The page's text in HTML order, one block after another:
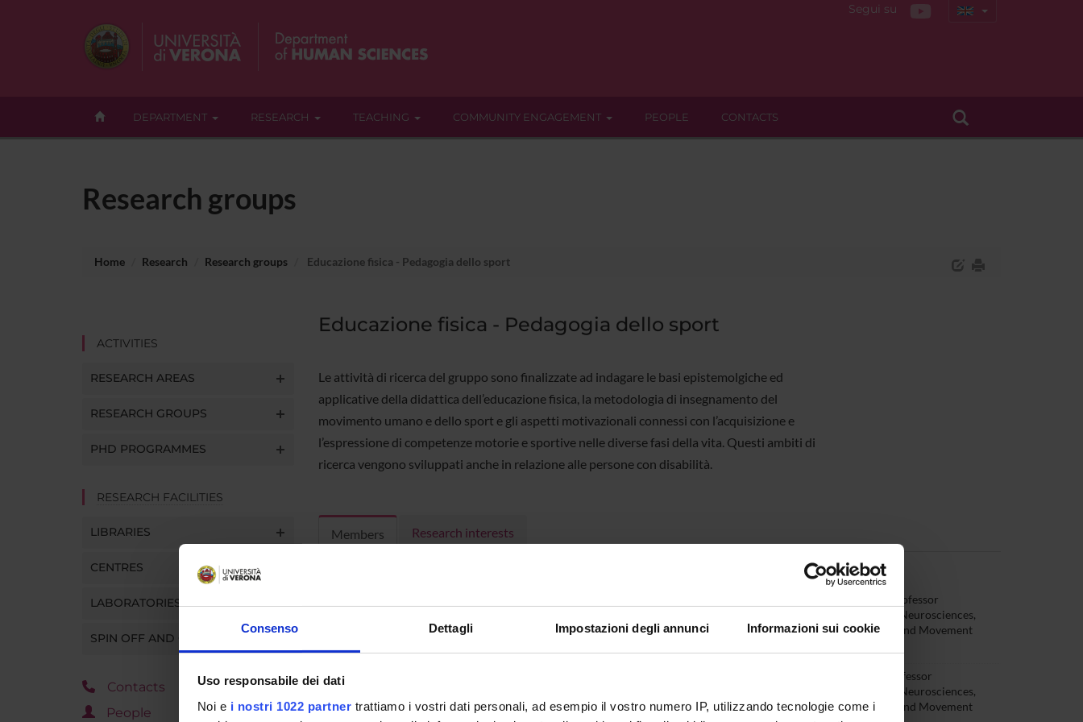
Consenso Dettagli Impostazioni degli annunci Informazioni sui cookie
Uso responsabile dei dati
Noi e i nostri 1022 partner trattiamo i vostri dati personali, ad esempio il vostro numero IP, utilizzando tecnologie come i
Segui su
DEPARTMENT RESEARCH TEACHING COMMUNITY ENGAGEMENT PEOPLE CONTACTS
Research groups
Home Research Research groups Educazione fisica - Pedagogia dello sport
ACTIVITIES
RESEARCH AREAS
RESEARCH GROUPS
PHD PROGRAMMES
RESEARCH FACILITIES
LIBRARIES
CENTRES
LABORATORIES
SPIN OFF AND COMPANIES
Contacts
People
Educazione fisica - Pedagogia dello sport
Le attività di ricerca del gruppo sono finalizzate ad indagare le basi epistemolgiche ed
applicative della didattica dell’educazione fisica, la metodologia di insegnamento del
movimento umano e dello sport e gli aspetti motivazionali connessi con l’acquisizione e
l’espressione di competenze motorie e sportive nelle diverse fasi della vita. Questi ambiti di
ricerca vengono sviluppati anche in relazione alle persone con disabilità.
Members Research interests
Biomedicine and Movement
Chiara Milanese
Biomedicine and Movement
Temporary Professor
(Department Neurosciences,
Biomedicine and Movement
Associate Professor
(Department Neurosciences,
Biomedicine and Movement